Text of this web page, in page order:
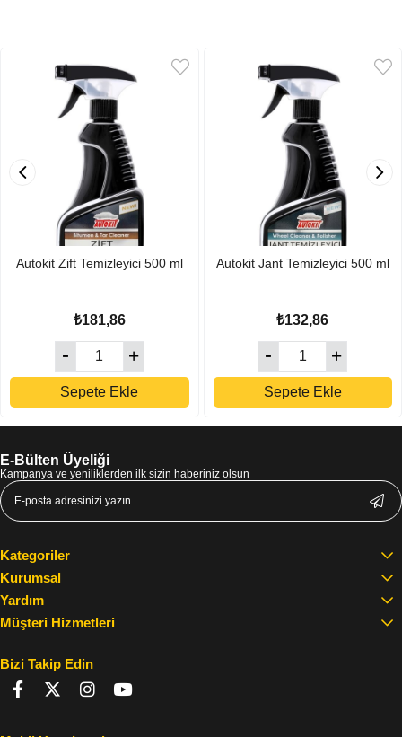
Autokit Zift Temizleyici 500 ml
₺181,86
Sepete Ekle
Autokit Jant Temizleyici 500 ml
₺132,86
Sepete Ekle
E-Bülten Üyeliği
Kampanya ve yeniliklerden ilk sizin haberiniz olsun
Kategoriler
Kurumsal
Yardım
Müşteri Hizmetleri
Bizi Takip Edin